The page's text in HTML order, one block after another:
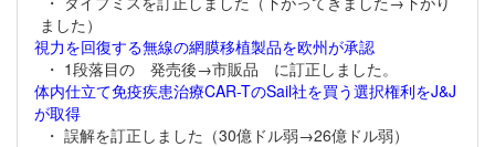
ました）
視力を回復する無線の網膜移植製品を欧州が承認
・ 1段落目の 発売後→市販品 に訂正しました。
体内仕立て免疫疾患治療CAR-TのSail社を買う選択権利をJ&J
が取得
・ 誤解を訂正しました（30億ドル弱→26億ドル弱）